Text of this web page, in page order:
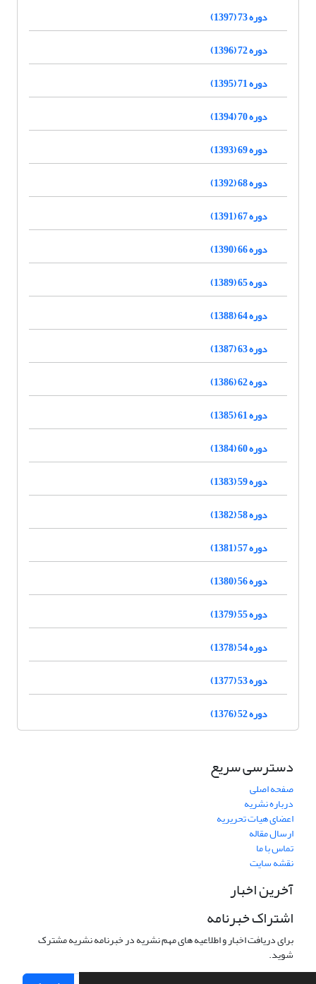
دوره 73 (1397)
دوره 72 (1396)
دوره 71 (1395)
دوره 70 (1394)
دوره 69 (1393)
دوره 68 (1392)
دوره 67 (1391)
دوره 66 (1390)
دوره 65 (1389)
دوره 64 (1388)
دوره 63 (1387)
دوره 62 (1386)
دوره 61 (1385)
دوره 60 (1384)
دوره 59 (1383)
دوره 58 (1382)
دوره 57 (1381)
دوره 56 (1380)
دوره 55 (1379)
دوره 54 (1378)
دوره 53 (1377)
دوره 52 (1376)
دسترسی سریع
صفحه اصلی
درباره نشریه
اعضای هیات تحریریه
ارسال مقاله
تماس با ما
نقشه سایت
آخرین اخبار
اشتراک خبرنامه
برای دریافت اخبار و اطلاعیه های مهم نشریه در خبرنامه نشریه مشترک
شوید.